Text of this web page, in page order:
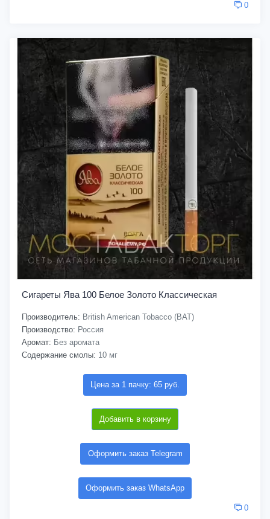
0
Сигареты Ява 100 Белое Золото Классическая
Производитель: British American Tobacco (BAT)
Производство: Россия
Аромат: Без аромата
Содержание смолы: 10 мг
Цена за 1 пачку: 65 руб.
Добавить в корзину
Оформить заказ Telegram
Оформить заказ WhatsApp
0